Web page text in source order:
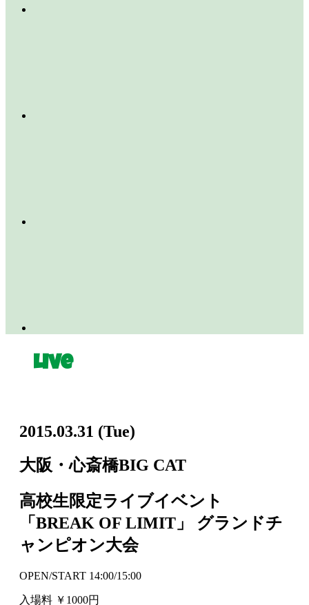
Live
2015.03.31 (Tue)
大阪・心斎橋BIG CAT
高校生限定ライブイベント
「BREAK OF LIMIT」 グランドチ
ャンピオン大会
OPEN/START 14:00/15:00
入場料 ￥1000円